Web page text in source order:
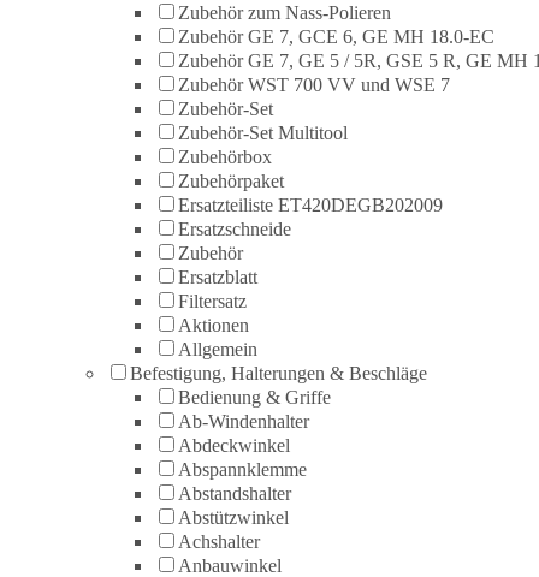
Zubehör zum Nass-Polieren
Zubehör GE 7, GCE 6, GE MH 18.0-EC
Zubehör GE 7, GE 5 / 5R, GSE 5 R, GE MH
Zubehör WST 700 VV und WSE 7
Zubehör-Set
Zubehör-Set Multitool
Zubehörbox
Zubehörpaket
Ersatzteiliste ET420DEGB202009
Ersatzschneide
Zubehör
Ersatzblatt
Filtersatz
Aktionen
Allgemein
Befestigung, Halterungen & Beschläge
Bedienung & Griffe
Ab-Windenhalter
Abdeckwinkel
Abspannklemme
Abstandshalter
Abstützwinkel
Achshalter
Anbauwinkel